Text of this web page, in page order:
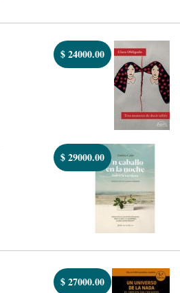
$24000.00
$29000.00
$27000.00